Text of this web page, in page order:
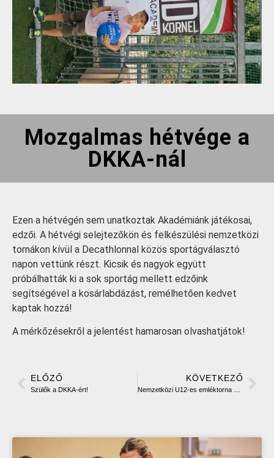
Mozgalmas hétvége a
DKKA-nál
Ezen a hétvégén sem unatkoztak Akadémiánk játékosai,
edzői. A hétvégi selejtezőkön és felkészülési nemzetközi
tornákon kívül a Decathlonnal közös sportágválasztó
napon vettünk részt. Kicsik és nagyok együtt
próbálhatták ki a sok sportág mellett edzőink
segítségével a kosárlabdázást, remélhetően kedvet
kaptak hozzá!
A mérkőzésekről a jelentést hamarosan olvashatjátok!
ELŐZŐ
Szülők a DKKA-ért!
KÖVETKEZŐ
Nemzetközi U12-es emléktorna Győr